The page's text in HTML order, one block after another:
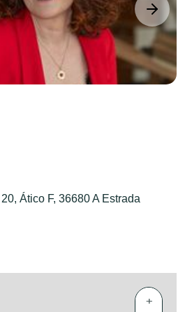
next
Ático F, 36680 A Estrada
+